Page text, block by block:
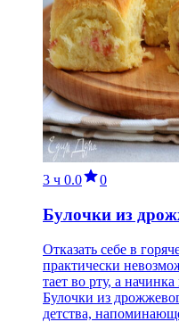
3 ч 0.0 0
Булочки из
Отказать себе в
практически
тает во рту, а
Булочки из
детства,